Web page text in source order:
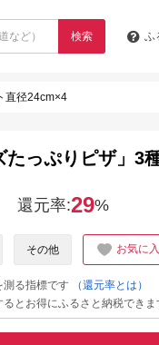
検索 ふ
直径24cm×4
たっぷりピザ」3
還元率:29%
その他 お気に
る指標です
（還元率とは）
とお得にふるさと納税できま